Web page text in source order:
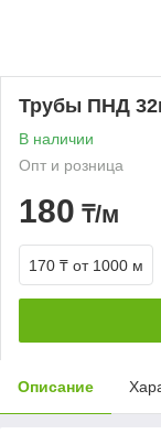
Трубы ПНД
В наличии
Опт и розница
180 ₸/м
170 ₸ от 1000 м
Описание